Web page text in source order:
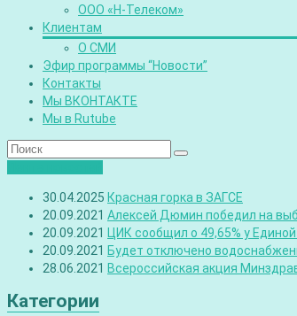
ООО «Н-Телеком»
Клиентам
О СМИ
Эфир программы “Новости”
Контакты
Мы ВКОНТАКТЕ
Мы в Rutube
30.04.2025 Красная горка в ЗАГСЕ
20.09.2021 Алексей Дюмин победил на
20.09.2021 ЦИК сообщил о 49,65% у
20.09.2021 Будет отключено
28.06.2021 Всероссийская акция
Категории